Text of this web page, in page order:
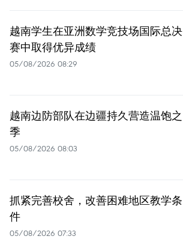
越南学生在亚洲数学竞技场国际总决
赛中取得优异成绩
05/08/2026 08:29
越南边防部队在边疆持久营造温饱之
季
05/08/2026 08:03
抓紧完善校舍，改善困难地区教学条
件
05/08/2026 07:33